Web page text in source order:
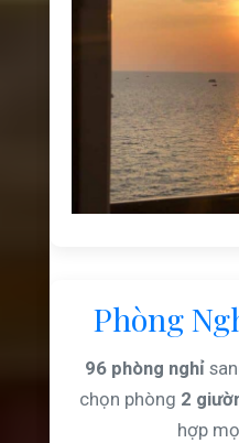
Phòng
96 phòng nghỉ
chọn phòng 2
hợp